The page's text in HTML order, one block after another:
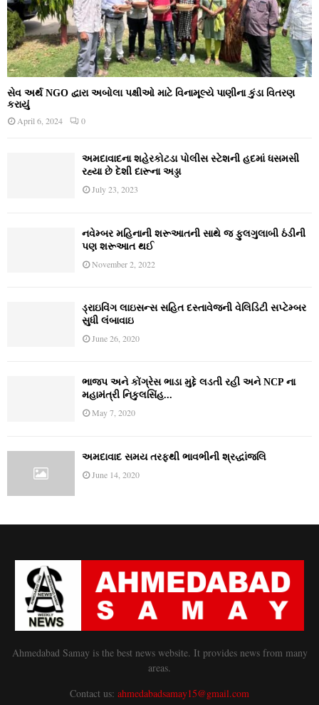
સેવ અર્થ NGO દ્વારા અબોલા પક્ષીઓ માટે વિનામૂલ્યે પાણીના કુંડા વિતરણ
કરાયું
April 6, 2024 0
અમદાવાદના શહેરકોટડા પોલીસ સ્ટેશની હદમાં ધસમસી
રહ્યા છે દેશી દારૂના અડ્ડા
July 23, 2023
નવેમ્‍બર મહિનાની શરૂઆતની સાથે જ ફુલગુલાબી ઠંડીની
પણ શરૂઆત થઈ
November 2, 2022
ડ્રાઇવિંગ લાઇસન્સ સહિત દસ્તાવેજની વેલિડિટી સપ્ટેમ્બર
સુધી લંબાવાઇ
June 26, 2020
ભાજપ અને કોંગ્રેસ ભાડા મુદ્દે લડતી રહી અને NCP ના
મહામંત્રી નિકુલસિંહ...
May 7, 2020
અમદાવાદ સમય તરફથી ભાવભીની શ્રદ્ધાંજલિ
June 14, 2020
Ahmedabad Samay is the best news website. It provides news from many
areas.
Contact us: ahmedabadsamay15@gmail.com